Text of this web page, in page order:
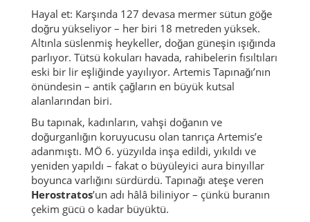
Hayal et: Karşında 127 devasa mermer sütun göğe
doğru yükseliyor – her biri 18 metreden yüksek.
Altınla süslenmiş heykeller, doğan güneşin ışığında
parlıyor. Tütsü kokuları havada, rahibelerin fısıltıları
eski bir lir eşliğinde yayılıyor. Artemis Tapınağı’nın
önündesin – antik çağların en büyük kutsal
alanlarından biri.
Bu tapınak, kadınların, vahşi doğanın ve
doğurganlığın koruyucusu olan tanrıça Artemis’e
adanmıştı. MÖ 6. yüzyılda inşa edildi, yıkıldı ve
yeniden yapıldı – fakat o büyüleyici aura binyıllar
boyunca varlığını sürdürdü. Tapınağı ateşe veren
Herostratos’un adı hâlâ biliniyor – çünkü buranın
çekim gücü o kadar büyüktü.